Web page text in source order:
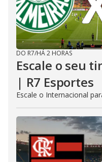
DO R7/HÁ 2 HORAS
Escale o seu
| R7 Esportes
Escale o Internacional